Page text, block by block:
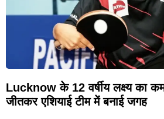
Lucknow के 12 वर्षीय लक्ष्य का
जीतकर एशियाई टीम में बनाई जगह